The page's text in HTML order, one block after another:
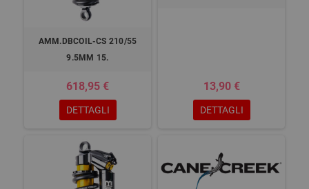
AMM.DBCOIL-CS 210/55
9.5MM 15.
618,95 €
DETTAGLI
13,90 €
DETTAGLI